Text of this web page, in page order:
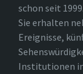
schon seit 1999.
Sie erhalten
Ereignisse,
Institutionen in